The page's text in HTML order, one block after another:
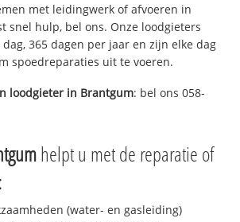
met leidingwerk of afvoeren in
snel hulp, bel ons. Onze loodgieters
365 dagen per jaar en zijn elke dag
spoedreparaties uit te voeren.
loodgieter in Brantgum: bel ons 058-
helpt u met de reparatie of
(water- en gasleiding)